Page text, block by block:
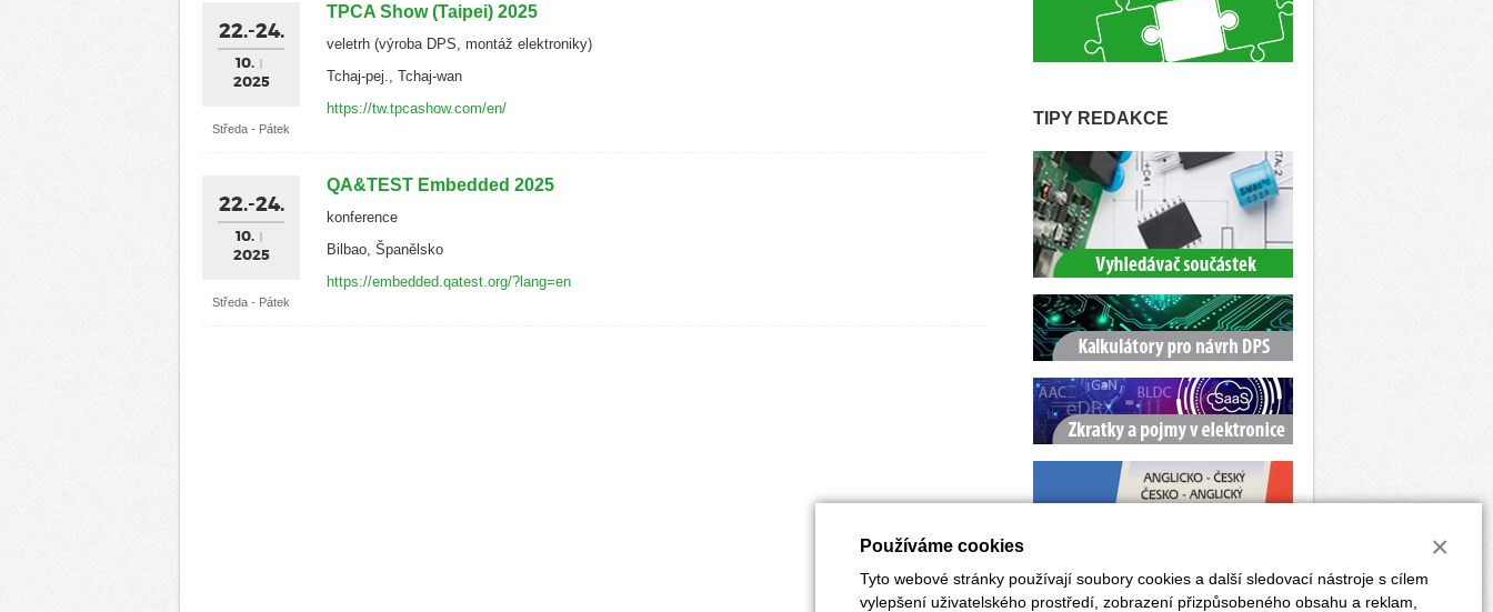
22.-24.
10.
2025
Středa - Pátek
TPCA Show (Taipei) 2025
veletrh (výroba DPS, montáž elektroniky)
Tchaj-pej., Tchaj-wan
https://tw.tpcashow.com/en/
22.-24.
10.
2025
Středa - Pátek
QA&TEST Embedded 2025
konference
Bilbao, Španělsko
https://embedded.qatest.org/?lang=en
TIPY REDAKCE
Používáme cookies
Tyto webové stránky používají soubory cookies a další sledovací nástroje s cílem
vylepšení uživatelského prostředí, zobrazení přizpůsobeného obsahu a reklam,
×